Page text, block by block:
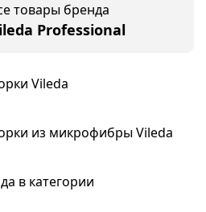
товары бренда
Professional
Vileda
из микрофибры Vileda
в категории